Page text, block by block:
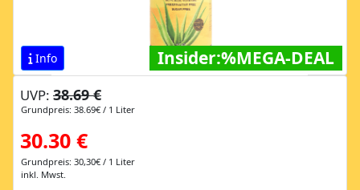
Info Insider:%MEGA-DEAL
UVP: 38.69 €
Grundpreis: 38.69€ / 1 Liter
30.30 €
Grundpreis: 30,30€ / 1 Liter
inkl. Mwst.